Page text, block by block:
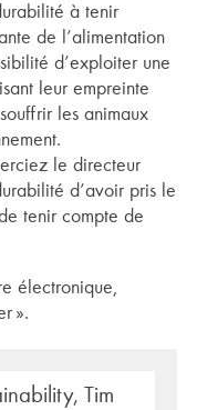
à tenir
de l’alimentation
d’exploiter une
leur empreinte
les animaux
le directeur
d’avoir pris le
tenir compte de
électronique,
».
Tim